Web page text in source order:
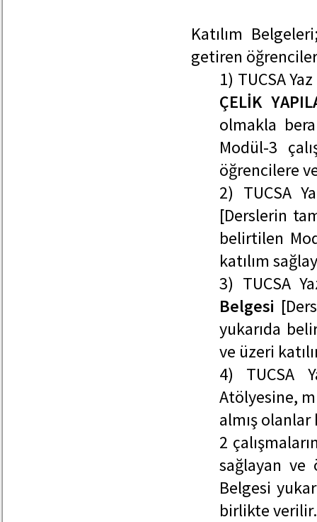
Katılım
getiren
1) TUCSA
ÇELİK
olmakla
Modül-3
öğrencilere
2) TUCSA
[Derslerin
belirtilen
katılım
3) TUCSA
Belgesi [
yukarıda
ve üzeri
4) TUCSA
Atölyesine,
almış
2
sağlayan ve
Belgesi
birlikte verilir.